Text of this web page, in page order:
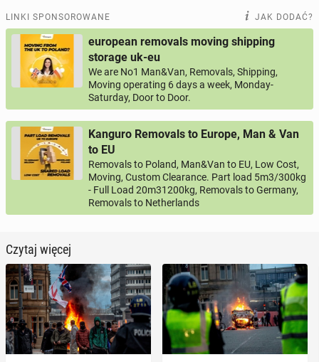
LINKI SPONSOROWANE JAK DODAĆ?
european removals moving shipping
storage uk-eu
We are No1 Man&Van, Removals, Shipping,
Moving operating 6 days a week, Monday-
Saturday, Door to Door.
Kanguro Removals to Europe, Man & Van
to EU
Removals to Poland, Man&Van to EU, Low Cost,
Moving, Custom Clearance. Part load 5m3/300kg
- Full Load 20m31200kg, Removals to Germany,
Removals to Netherlands
Czytaj więcej